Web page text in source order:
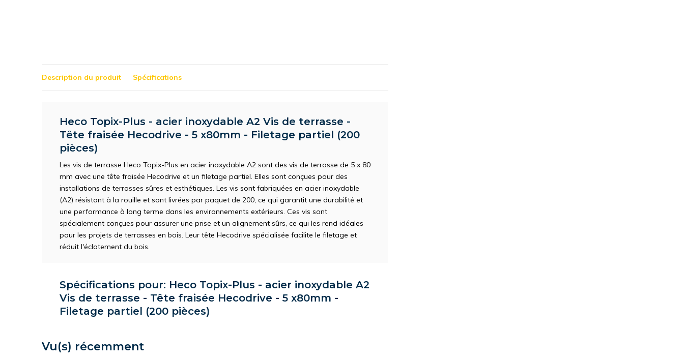
Description du produit Spécifications
Heco Topix-Plus - acier inoxydable A2 Vis de terrasse -
Tête fraisée Hecodrive - 5 x80mm - Filetage partiel (200
pièces)
Les vis de terrasse Heco Topix-Plus en acier inoxydable A2 sont des vis de terrasse de 5 x 80
mm avec une tête fraisée Hecodrive et un filetage partiel. Elles sont conçues pour des
installations de terrasses sûres et esthétiques. Les vis sont fabriquées en acier inoxydable
(A2) résistant à la rouille et sont livrées par paquet de 200, ce qui garantit une durabilité et
une performance à long terme dans les environnements extérieurs. Ces vis sont
spécialement conçues pour assurer une prise et un alignement sûrs, ce qui les rend idéales
pour les projets de terrasses en bois. Leur tête Hecodrive spécialisée facilite le filetage et
réduit l'éclatement du bois.
Spécifications pour: Heco Topix-Plus - acier inoxydable A2
Vis de terrasse - Tête fraisée Hecodrive - 5 x80mm -
Filetage partiel (200 pièces)
Vu(s) récemment